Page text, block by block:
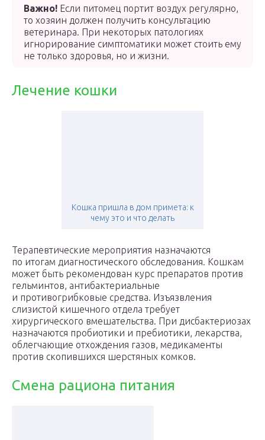
Важно! Если питомец портит воздух регулярно,
то хозяин должен получить консультацию
ветеринара. При некоторых патологиях
игнорирование симптоматики может стоить ему
не только здоровья, но и жизни.
Лечение кошки
Кошка пришла в дом примета: к
чему это и что делать
Терапевтические мероприятия назначаются
по итогам диагностического обследования. Кошкам
может быть рекомендован курс препаратов против
гельминтов, антибактериальные
и противогрибковые средства. Изъязвления
слизистой кишечного отдела требует
хирургического вмешательства. При дисбактериозах
назначаются пробиотики и пребиотики, лекарства,
облегчающие отхождения газов, медикаменты
против скопившихся шерстяных комков.
Смена рациона питания